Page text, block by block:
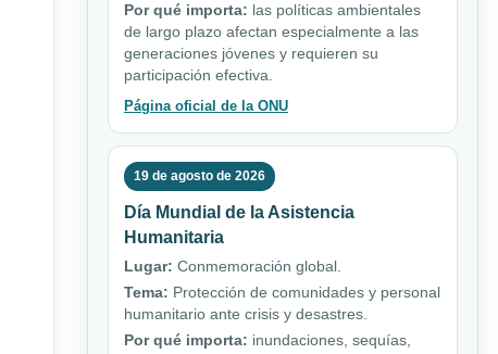
Por qué importa: las políticas ambientales
de largo plazo afectan especialmente a las
generaciones jóvenes y requieren su
participación efectiva.
Página oficial de la ONU
19 de agosto de 2026
Día Mundial de la Asistencia
Humanitaria
Lugar: Conmemoración global.
Tema: Protección de comunidades y personal
humanitario ante crisis y desastres.
Por qué importa: inundaciones, sequías,